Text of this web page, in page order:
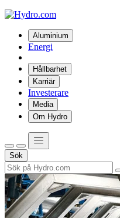
Aluminium
Energi
Hållbarhet
Karriär
Investerare
Media
Om Hydro
Sök